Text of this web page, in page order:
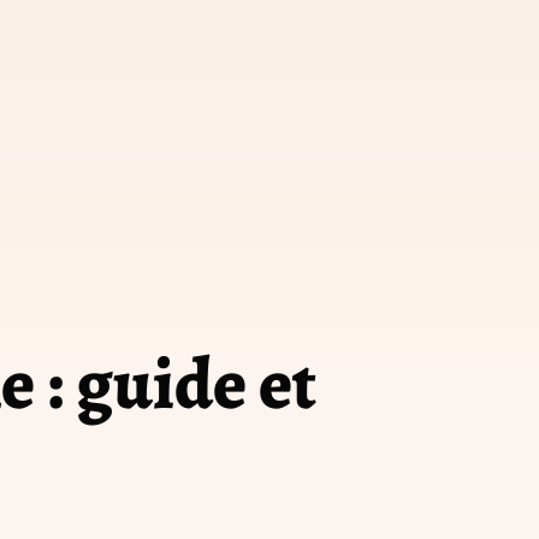
: guide et